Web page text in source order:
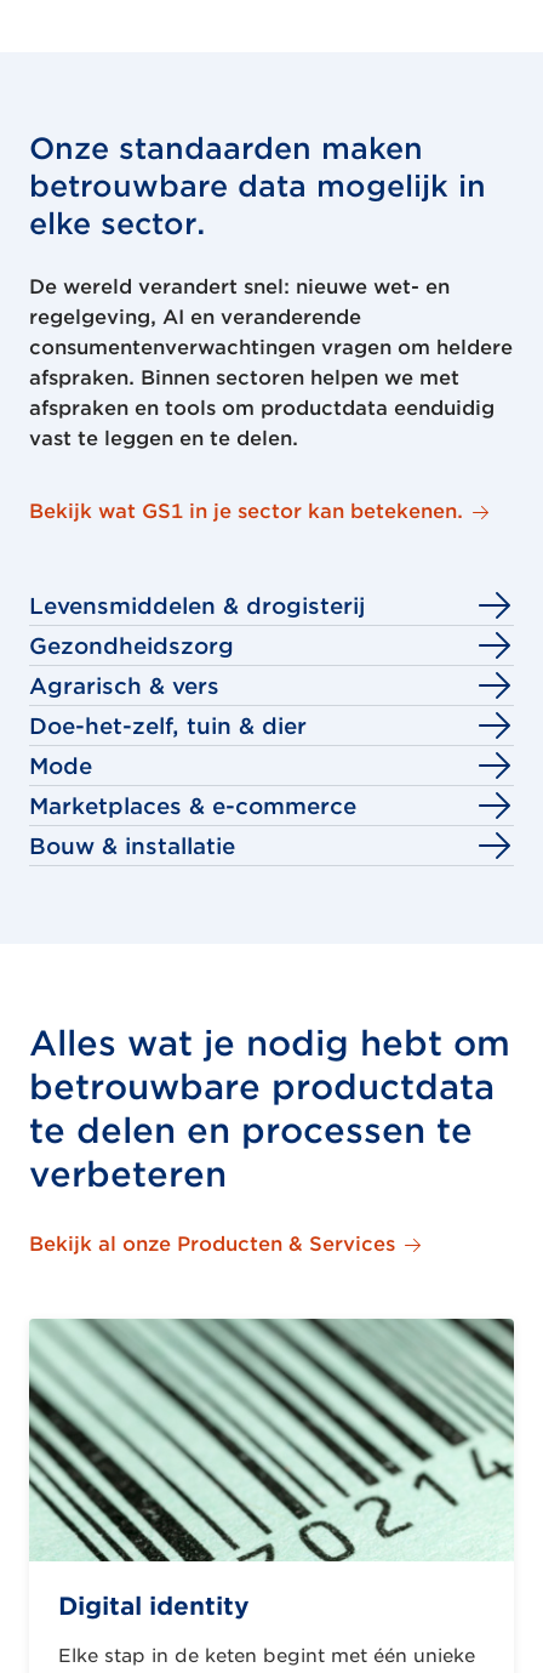
Onze standaarden maken
betrouwbare data mogelijk in
elke sector.
De wereld verandert snel: nieuwe wet- en
regelgeving, AI en veranderende
consumentenverwachtingen vragen om heldere
afspraken. Binnen sectoren helpen we met
afspraken en tools om productdata eenduidig
vast te leggen en te delen.
Bekijk wat GS1 in je sector kan betekenen.
Levensmiddelen & drogisterij
Gezondheidszorg
Agrarisch & vers
Doe-het-zelf, tuin & dier
Mode
Marketplaces & e-commerce
Bouw & installatie
Alles wat je nodig hebt om
betrouwbare productdata
te delen en processen te
verbeteren
Bekijk al onze Producten & Services
Digital identity
Elke stap in de keten begint met één unieke